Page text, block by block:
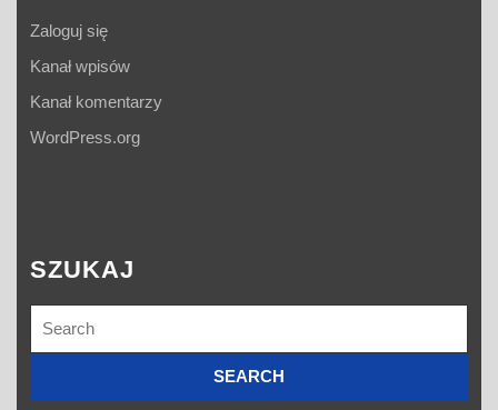
Zaloguj się
Kanał wpisów
Kanał komentarzy
WordPress.org
SZUKAJ
for: